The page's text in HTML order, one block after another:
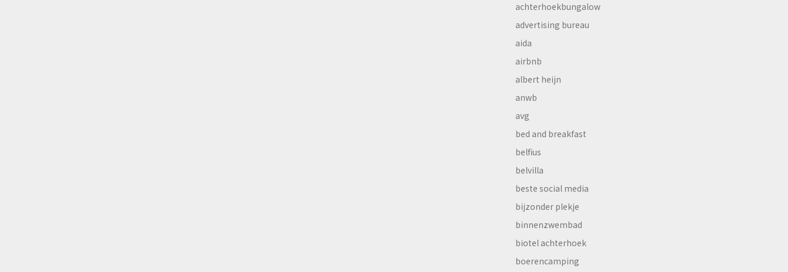
achterhoekbungalow
advertising bureau
aida
airbnb
albert heijn
anwb
avg
bed and breakfast
belfius
belvilla
beste social media
bijzonder plekje
binnenzwembad
biotel achterhoek
boerencamping